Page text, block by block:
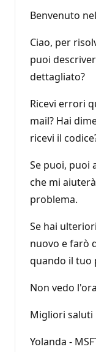
Benvenuto
Ciao, per
puoi
dettagliato?
Ricevi errori
mail? Hai
ricevi il
Se puoi, puoi
che mi
problema.
Se hai
nuovo e farò
quando il tuo
Non vedo
Migliori saluti
Yolanda -